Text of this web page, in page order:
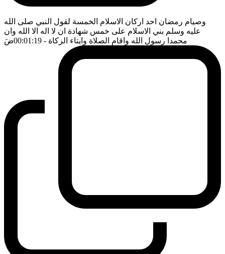
وصيام رمضان احد اركان الاسلام الخمسة لقول النبي صلى الله
عليه وسلم بني الاسلام على خمس شهادة ان لا اله الا الله وان
محمدا رسول الله واقام الصلاة وايتاء الزكاة - 00:01:19 ضَ